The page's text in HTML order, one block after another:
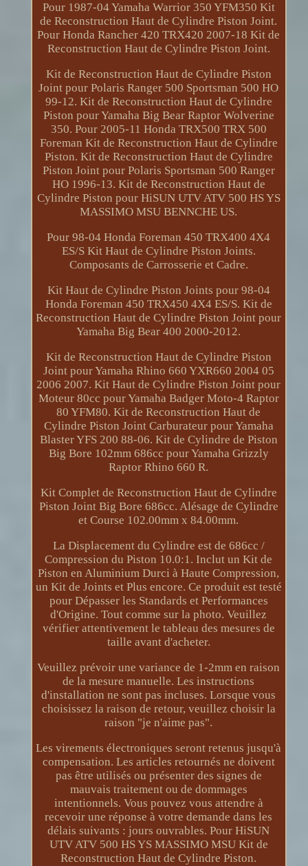
Pour 1987-04 Yamaha Warrior 350 YFM350 Kit
de Reconstruction Haut de Cylindre Piston Joint.
Pour Honda Rancher 420 TRX420 2007-18 Kit de
Reconstruction Haut de Cylindre Piston Joint.
Kit de Reconstruction Haut de Cylindre Piston
Joint pour Polaris Ranger 500 Sportsman 500 HO
99-12. Kit de Reconstruction Haut de Cylindre
Piston pour Yamaha Big Bear Raptor Wolverine
350. Pour 2005-11 Honda TRX500 TRX 500
Foreman Kit de Reconstruction Haut de Cylindre
Piston. Kit de Reconstruction Haut de Cylindre
Piston Joint pour Polaris Sportsman 500 Ranger
HO 1996-13. Kit de Reconstruction Haut de
Cylindre Piston pour HiSUN UTV ATV 500 HS YS
MASSIMO MSU BENNCHE US.
Pour 98-04 Honda Foreman 450 TRX400 4X4
ES/S Kit Haut de Cylindre Piston Joints.
Composants de Carrosserie et Cadre.
Kit Haut de Cylindre Piston Joints pour 98-04
Honda Foreman 450 TRX450 4X4 ES/S. Kit de
Reconstruction Haut de Cylindre Piston Joint pour
Yamaha Big Bear 400 2000-2012.
Kit de Reconstruction Haut de Cylindre Piston
Joint pour Yamaha Rhino 660 YXR660 2004 05
2006 2007. Kit Haut de Cylindre Piston Joint pour
Moteur 80cc pour Yamaha Badger Moto-4 Raptor
80 YFM80. Kit de Reconstruction Haut de
Cylindre Piston Joint Carburateur pour Yamaha
Blaster YFS 200 88-06. Kit de Cylindre de Piston
Big Bore 102mm 686cc pour Yamaha Grizzly
Raptor Rhino 660 R.
Kit Complet de Reconstruction Haut de Cylindre
Piston Joint Big Bore 686cc. Alésage de Cylindre
et Course 102.00mm x 84.00mm.
La Displacement du Cylindre est de 686cc /
Compression du Piston 10.0:1. Inclut un Kit de
Piston en Aluminium Durci à Haute Compression,
un Kit de Joints et Plus encore. Ce produit est testé
pour Dépasser les Standards et Performances
d'Origine. Tout comme sur la photo. Veuillez
vérifier attentivement le tableau des mesures de
taille avant d'acheter.
Veuillez prévoir une variance de 1-2mm en raison
de la mesure manuelle. Les instructions
d'installation ne sont pas incluses. Lorsque vous
choisissez la raison de retour, veuillez choisir la
raison "je n'aime pas".
Les virements électroniques seront retenus jusqu'à
compensation. Les articles retournés ne doivent
pas être utilisés ou présenter des signes de
mauvais traitement ou de dommages
intentionnels. Vous pouvez vous attendre à
recevoir une réponse à votre demande dans les
délais suivants : jours ouvrables. Pour HiSUN
UTV ATV 500 HS YS MASSIMO MSU Kit de
Reconstruction Haut de Cylindre Piston.